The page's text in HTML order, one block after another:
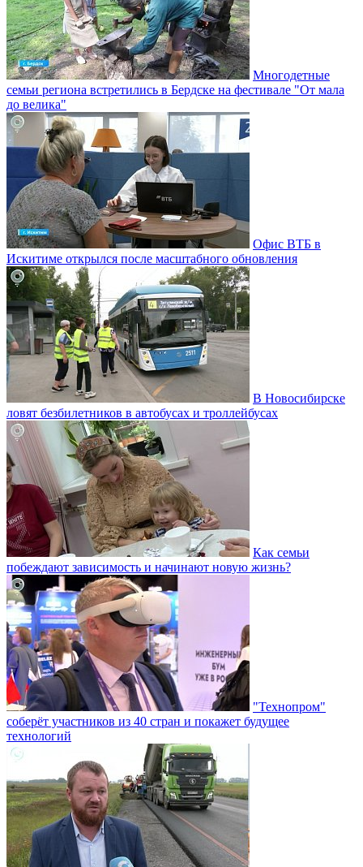
Многодетные
семьи региона встретились в Бердске на фестивале "От мала
до велика"
Офис ВТБ в
Искитиме открылся после масштабного обновления
В Новосибирске
ловят безбилетников в автобусах и троллейбусах
Как семьи
побеждают зависимость и начинают новую жизнь?
"Технопром"
соберёт участников из 40 стран и покажет будущее
технологий